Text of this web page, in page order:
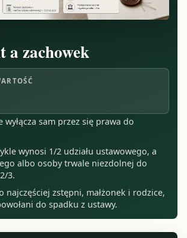
a zachowek
wyłącza sam przez się prawa do
wynosi 1/2 udziału ustawowego, a
albo osoby trwale niezdolnej do
3.
najczęściej zstępni, małżonek i rodzice,
do spadku z ustawy.